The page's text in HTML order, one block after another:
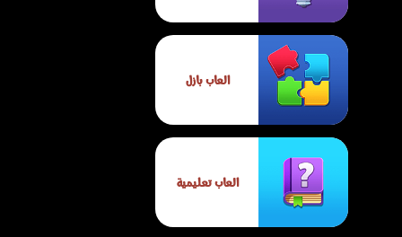
العاب بازل
العاب تعليمية